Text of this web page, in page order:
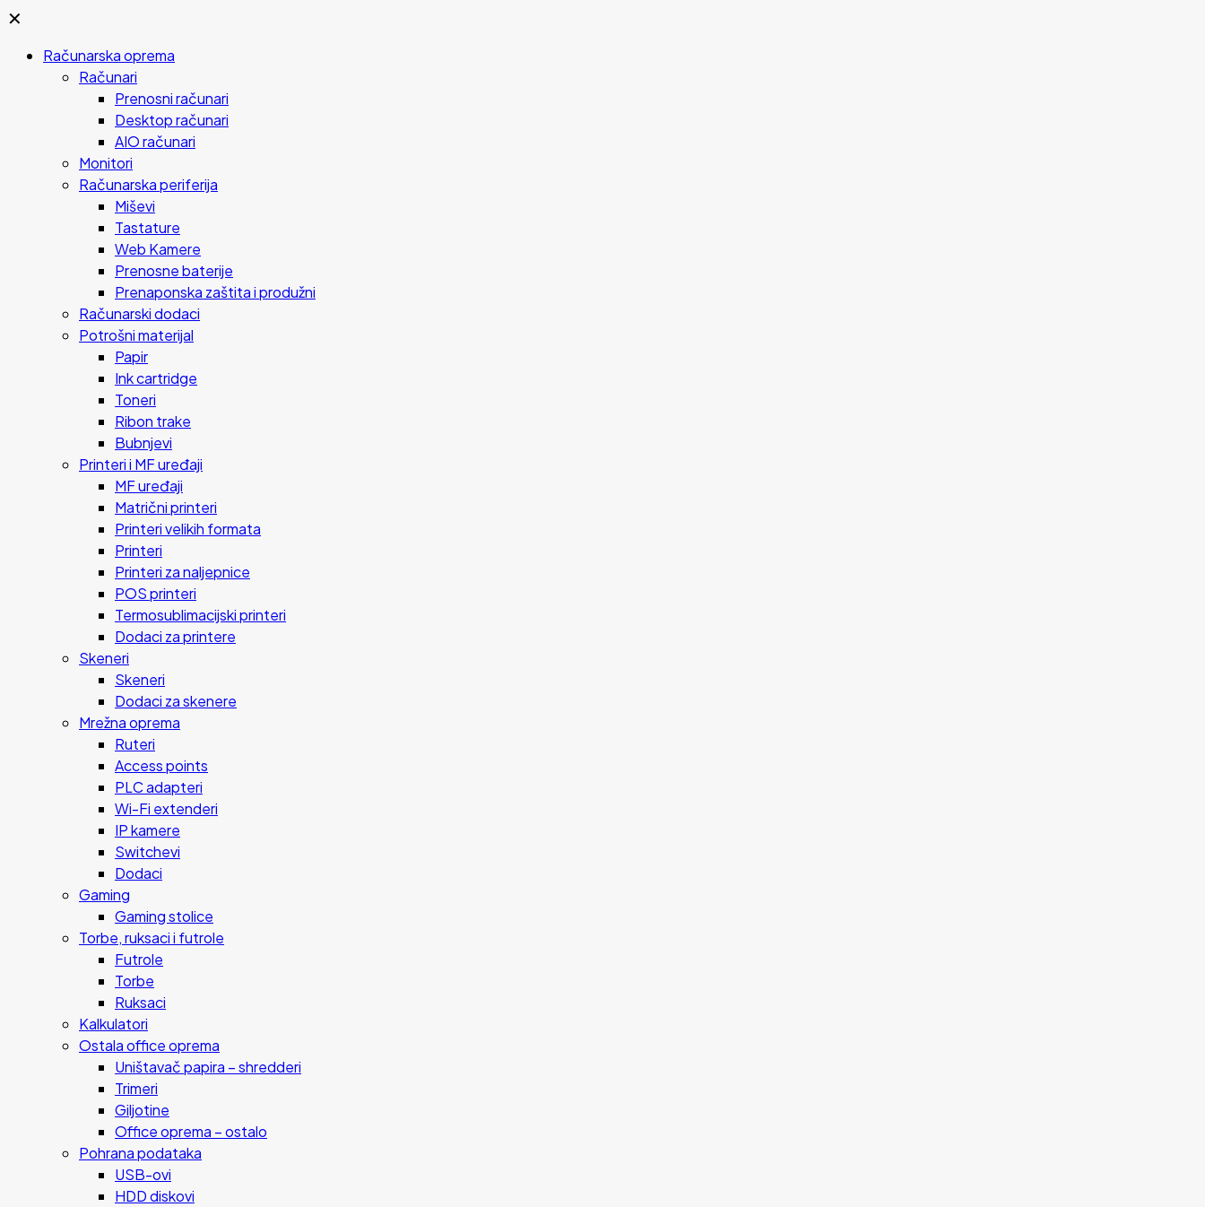
✕
Računarska oprema
Računari
Prenosni računari
Desktop računari
AIO računari
Monitori
Računarska periferija
Miševi
Tastature
Web Kamere
Prenosne baterije
Prenaponska zaštita i produžni
Računarski dodaci
Potrošni materijal
Papir
Ink cartridge
Toneri
Ribon trake
Bubnjevi
Printeri i MF uređaji
MF uređaji
Matrični printeri
Printeri velikih formata
Printeri
Printeri za naljepnice
POS printeri
Termosublimacijski printeri
Dodaci za printere
Skeneri
Skeneri
Dodaci za skenere
Mrežna oprema
Ruteri
Access points
PLC adapteri
Wi-Fi extenderi
IP kamere
Switchevi
Dodaci
Gaming
Gaming stolice
Torbe, ruksaci i futrole
Futrole
Torbe
Ruksaci
Kalkulatori
Ostala office oprema
Uništavač papira – shredderi
Trimeri
Giljotine
Office oprema – ostalo
Pohrana podataka
USB-ovi
HDD diskovi